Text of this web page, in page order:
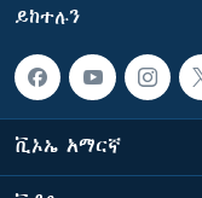
ይከተሉን
ቪኦኤ አማርኛ